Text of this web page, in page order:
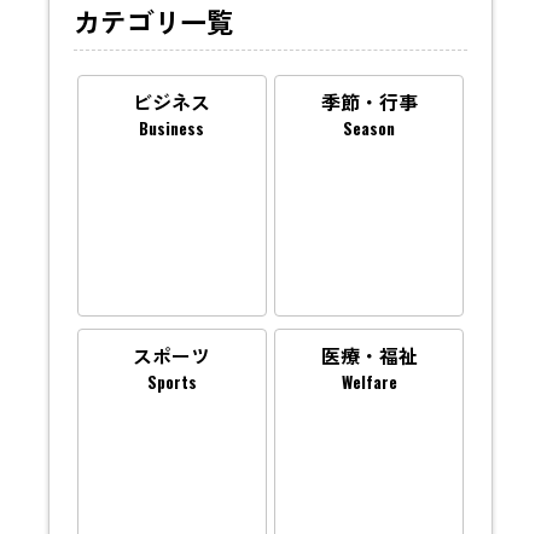
カテゴリ一覧
ビジネス
Business
季節・行事
Season
スポーツ
Sports
医療・福祉
Welfare